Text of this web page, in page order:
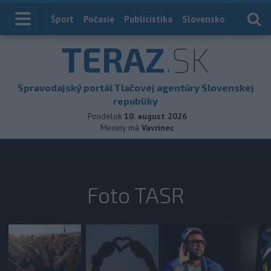
Index
Šport Počasie Publicistika Slovensko
TERAZ.SK
Spravodajský portál Tlačovej agentúry Slovenskej
republiky
Pondelok 10. august 2026
Meniny má Vavrinec
Foto TASR